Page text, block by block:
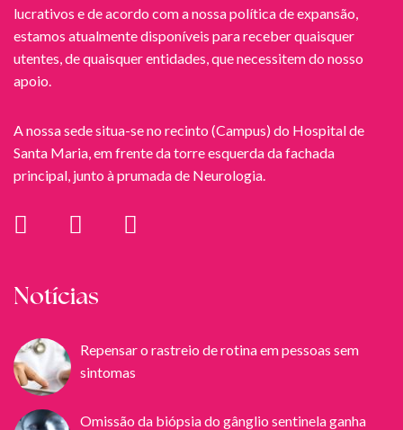
lucrativos e de acordo com a nossa política de expansão,
estamos atualmente disponíveis para receber quaisquer
utentes, de quaisquer entidades, que necessitem do nosso
apoio.
A nossa sede situa-se no recinto (Campus) do Hospital de
Santa Maria, em frente da torre esquerda da fachada
principal, junto à prumada de Neurologia.
Notícias
Repensar o rastreio de rotina em pessoas sem
sintomas
Omissão da biópsia do gânglio sentinela ganha